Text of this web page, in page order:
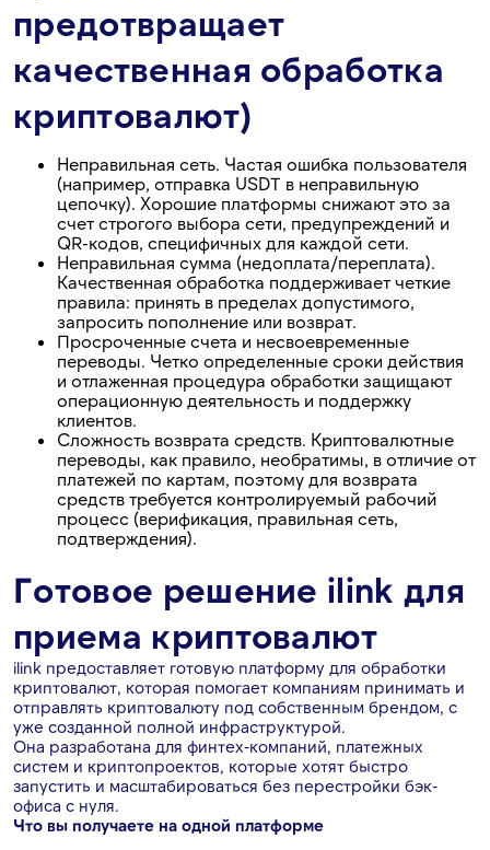
предотвращает
качественная обработка
криптовалют)
Неправильная сеть. Частая ошибка пользователя
(например, отправка USDT в неправильную
цепочку). Хорошие платформы снижают это за
счет строгого выбора сети, предупреждений и
QR-кодов, специфичных для каждой сети.
Неправильная сумма (недоплата/переплата).
Качественная обработка поддерживает четкие
правила: принять в пределах допустимого,
запросить пополнение или возврат.
Просроченные счета и несвоевременные
переводы. Четко определенные сроки действия
и отлаженная процедура обработки защищают
операционную деятельность и поддержку
клиентов.
Сложность возврата средств. Криптовалютные
переводы, как правило, необратимы, в отличие от
платежей по картам, поэтому для возврата
средств требуется контролируемый рабочий
процесс (верификация, правильная сеть,
подтверждения).
Готовое решение ilink для
приема криптовалют
ilink предоставляет готовую платформу для обработки
криптовалют, которая помогает компаниям принимать и
отправлять криптовалюту под собственным брендом, с
уже созданной полной инфраструктурой.
Она разработана для финтех-компаний, платежных
систем и криптопроектов, которые хотят быстро
запустить и масштабироваться без перестройки бэк-
офиса с нуля.
Что вы получаете на одной платформе